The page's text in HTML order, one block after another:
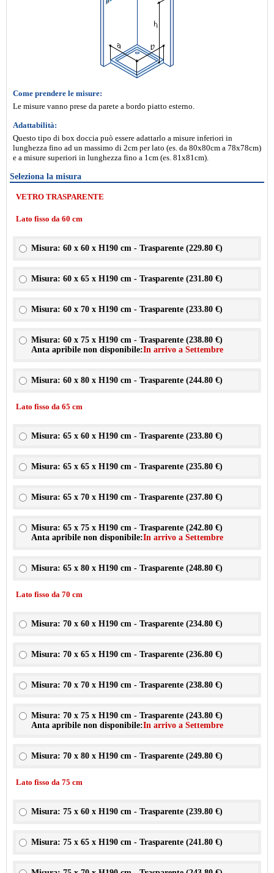
Come prendere le misure:
Le misure vanno prese da parete a bordo piatto esterno.
Adattabilità:
Questo tipo di box doccia può essere adattarlo a misure inferiori in
lunghezza fino ad un massimo di 2cm per lato (es. da 80x80cm a 78x78cm)
e a misure superiori in lunghezza fino a 1cm (es. 81x81cm).
Seleziona la misura
VETRO TRASPARENTE
Lato fisso da 60 cm
Misura: 60 x 60 x H190 cm - Trasparente (229.80 €)
Misura: 60 x 65 x H190 cm - Trasparente (231.80 €)
Misura: 60 x 70 x H190 cm - Trasparente (233.80 €)
Misura: 60 x 75 x H190 cm - Trasparente (238.80 €)
Anta apribile non disponibile:In arrivo a Settembre
Misura: 60 x 80 x H190 cm - Trasparente (244.80 €)
Lato fisso da 65 cm
Misura: 65 x 60 x H190 cm - Trasparente (233.80 €)
Misura: 65 x 65 x H190 cm - Trasparente (235.80 €)
Misura: 65 x 70 x H190 cm - Trasparente (237.80 €)
Misura: 65 x 75 x H190 cm - Trasparente (242.80 €)
Anta apribile non disponibile:In arrivo a Settembre
Misura: 65 x 80 x H190 cm - Trasparente (248.80 €)
Lato fisso da 70 cm
Misura: 70 x 60 x H190 cm - Trasparente (234.80 €)
Misura: 70 x 65 x H190 cm - Trasparente (236.80 €)
Misura: 70 x 70 x H190 cm - Trasparente (238.80 €)
Misura: 70 x 75 x H190 cm - Trasparente (243.80 €)
Anta apribile non disponibile:In arrivo a Settembre
Misura: 70 x 80 x H190 cm - Trasparente (249.80 €)
Lato fisso da 75 cm
Misura: 75 x 60 x H190 cm - Trasparente (239.80 €)
Misura: 75 x 65 x H190 cm - Trasparente (241.80 €)